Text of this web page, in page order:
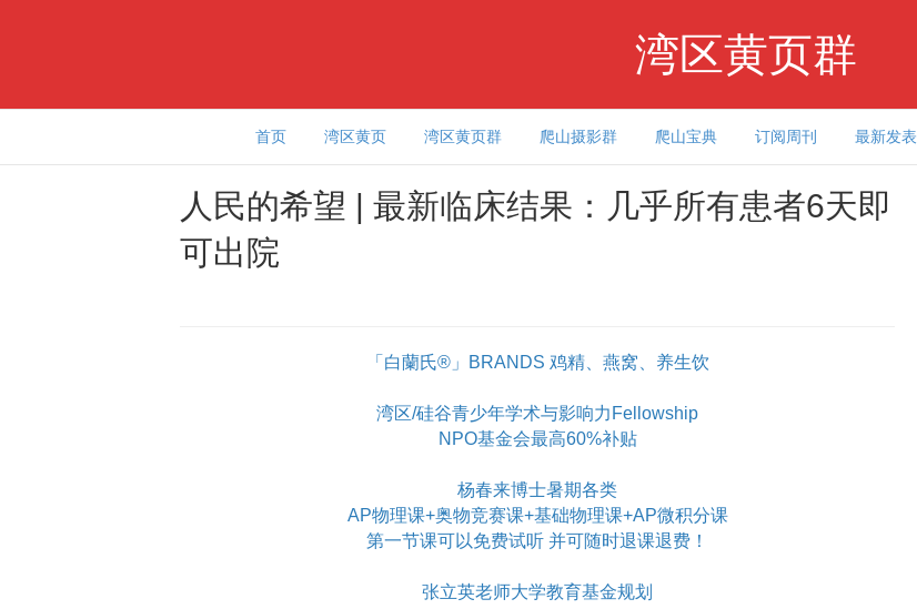
湾区黄页群
首页 湾区黄页 湾区黄页群 爬山摄影群 爬山宝典 订阅周刊 最新发表
人民的希望 | 最新临床结果：几乎所有患者6天即
可出院
「白蘭氏®」BRANDS 鸡精、燕窝、养生饮
湾区/硅谷青少年学术与影响力Fellowship
NPO基金会最高60%补贴
杨春来博士暑期各类
AP物理课+奥物竞赛课+基础物理课+AP微积分课
第一节课可以免费试听 并可随时退课退费！
张立英老师大学教育基金规划